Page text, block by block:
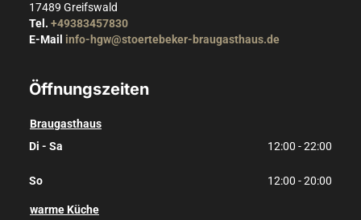
17489 Greifswald
Tel. +49383457830
E-Mail info-hgw@stoertebeker-braugasthaus.de
Öffnungszeiten
Braugasthaus
Di - Sa
12:00 - 22:00
So 12:00 - 20:00
warme Küche